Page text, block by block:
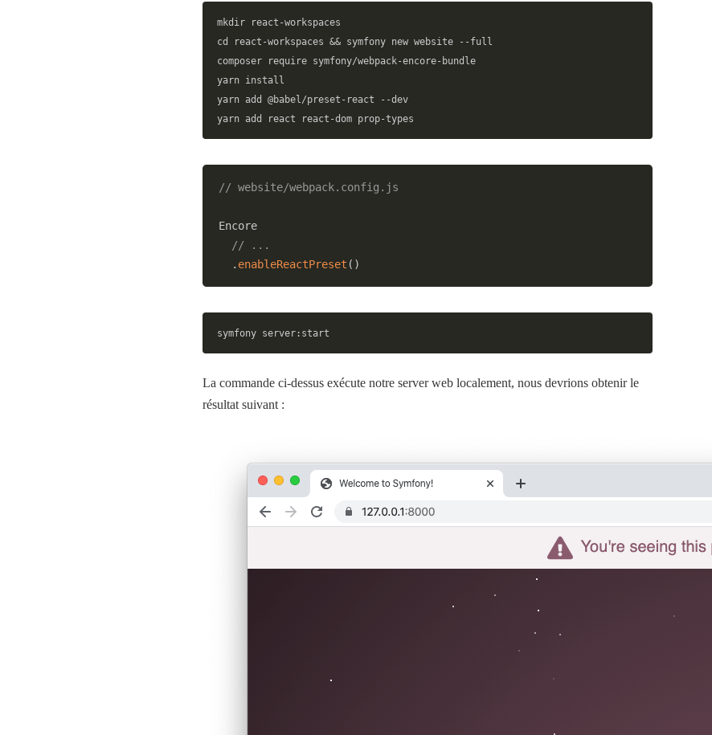
mkdir react-workspaces
cd react-workspaces && symfony new website --full
composer require symfony/webpack-encore-bundle
yarn install
yarn add @babel/preset-react --dev
yarn add react react-dom prop-types
// website/webpack.config.js
Encore
// ...
. enableReactPreset ( )
symfony server:start
La commande ci-dessus exécute notre server web localement, nous devrions obtenir le
résultat suivant :